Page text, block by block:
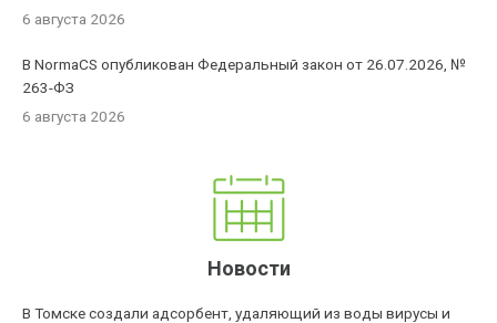
6 августа 2026
В NormaCS опубликован Федеральный закон от 26.07.2026, №
263-ФЗ
6 августа 2026
Новости
В Томске создали адсорбент, удаляющий из воды вирусы и